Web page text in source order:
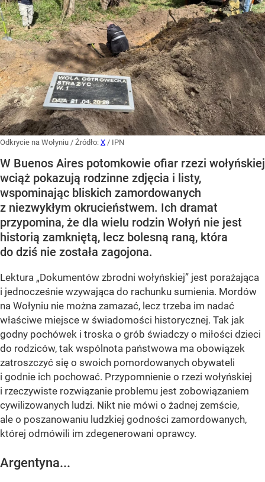
Odkrycie na Wołyniu / Źródło: X / IPN
W Buenos Aires potomkowie ofiar rzezi wołyńskiej
wciąż pokazują rodzinne zdjęcia i listy,
wspominając bliskich zamordowanych
z niezwykłym okrucieństwem. Ich dramat
przypomina, że dla wielu rodzin Wołyń nie jest
historią zamkniętą, lecz bolesną raną, która
do dziś nie została zagojona.
Lektura „Dokumentów zbrodni wołyńskiej” jest porażająca
i jednocześnie wzywająca do rachunku sumienia. Mordów
na Wołyniu nie można zamazać, lecz trzeba im nadać
właściwe miejsce w świadomości historycznej. Tak jak
godny pochówek i troska o grób świadczy o miłości dzieci
do rodziców, tak wspólnota państwowa ma obowiązek
zatroszczyć się o swoich pomordowanych obywateli
i godnie ich pochować. Przypomnienie o rzezi wołyńskiej
i rzeczywiste rozwiązanie problemu jest zobowiązaniem
cywilizowanych ludzi. Nikt nie mówi o żadnej zemście,
ale o poszanowaniu ludzkiej godności zamordowanych,
której odmówili im zdegenerowani oprawcy.
Argentyna...